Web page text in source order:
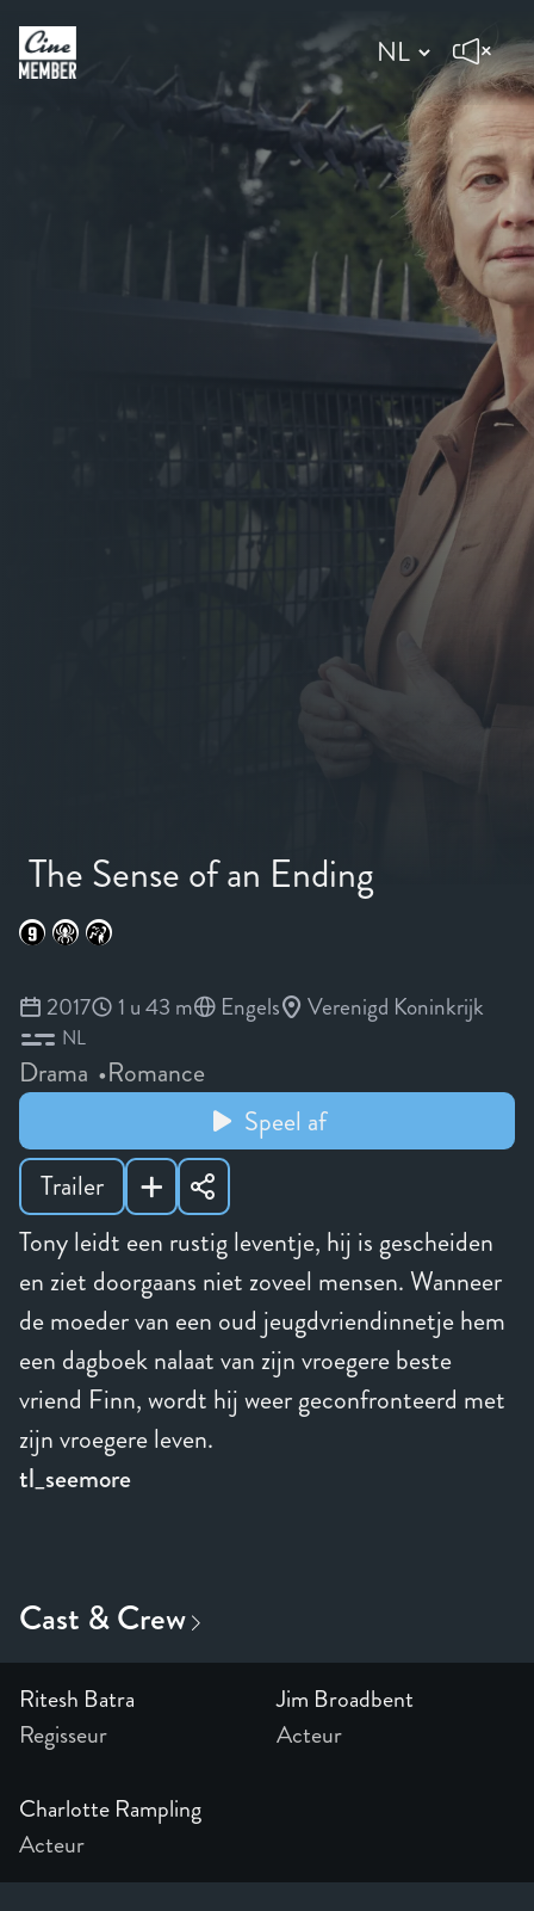
The Sense of an Ending
Tony leidt een rustig leventje, hij is gescheiden
en ziet doorgaans niet zoveel mensen. Wanneer
de moeder van een oud jeugdvriendinnetje hem
een dagboek nalaat van zijn vroegere beste
vriend Finn, wordt hij weer geconfronteerd met
zijn vroegere leven.
tl_seemore
2017 1 u 43 m Engels Verenigd Koninkrijk
NL
Drama
Romance
Speel af
Trailer
Ritesh Batra
Regisseur
Jim Broadbent
Acteur
Charlotte Rampling
Acteur